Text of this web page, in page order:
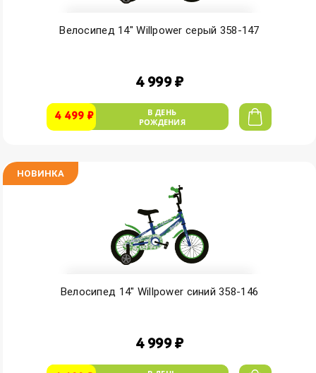
Велосипед 14" Willpower серый 358-147
4 999 ₽
4 499 ₽
В ДЕНЬ
РОЖДЕНИЯ
НОВИНКА
Велосипед 14" Willpower синий 358-146
4 999 ₽